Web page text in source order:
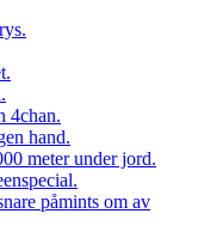
4chan.
hand.
meter under jord.
påmints om av